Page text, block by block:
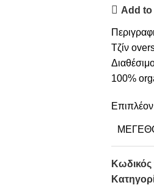
Add
Τζίν
100%
Κωδικός